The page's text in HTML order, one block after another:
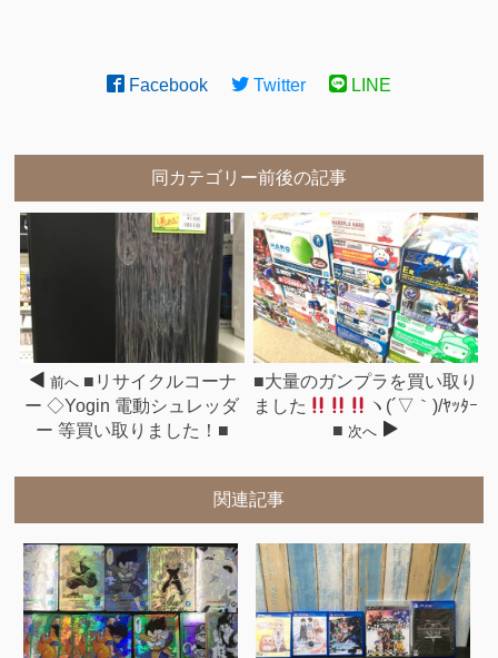
Facebook Twitter LINE
同カテゴリー前後の記事
前へ ■リサイクルコーナ
ー ◇Yogin 電動シュレッダ
ー 等買い取りました！■
■大量のガンプラを買い取り
ました
ヽ(´▽｀)/ﾔｯﾀｰ
■ 次へ
関連記事